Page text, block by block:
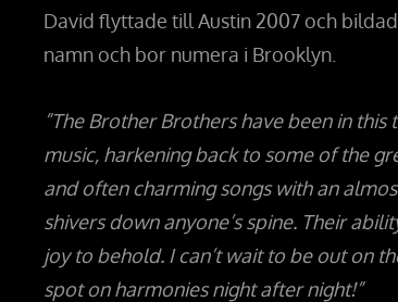
David flyttade till Austin 2007 och
namn och bor numera i Brooklyn.
”The Brother Brothers have been in
music, harkening back to some of the
and often charming songs with an
shivers down anyone’s spine. Their
joy to behold. I can’t wait to be out on
spot on harmonies night after night!”